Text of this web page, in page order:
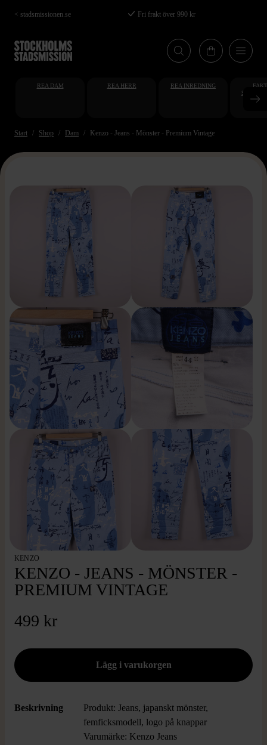
Hoppa
till
huvudinnehåll
< stadsmissionen.se Fri frakt över 990 kr
REA DAM REA HERR REA INREDNING
Start Shop Dam Kenzo - Jeans - Mönster - Premium Vintage
KENZO
KENZO - JEANS - MÖNSTER -
PREMIUM VINTAGE
499 kr
Beskrivning
Produkt: Jeans, japanskt mönster,
femficksmodell, logo på knappar
Varumärke: Kenzo Jeans